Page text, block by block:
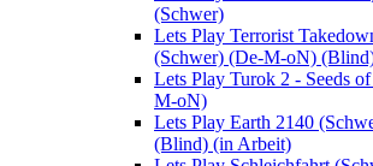
(Schwer)
Lets Play Terrorist
(Schwer) (De-M-oN)
Lets Play Turok 2 - Seeds
M-oN)
Lets Play Earth 2140
(Blind) (in Arbeit)